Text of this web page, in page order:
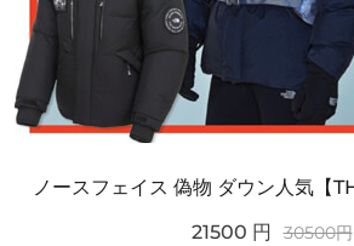
21500 円 30500円